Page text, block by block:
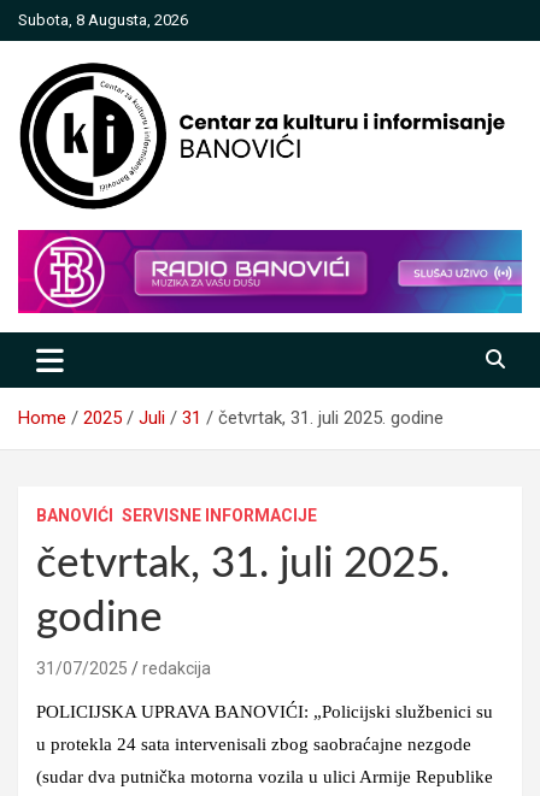
Skip
to
Subota, 8 Augusta, 2026
Centar za kulturu i informisanje
Banovići
Home 2025 Juli 31 četvrtak, 31. juli 2025. godine
BANOVIĆI SERVISNE INFORMACIJE
četvrtak, 31. juli 2025.
godine
31/07/2025 redakcija
POLICIJSKA UPRAVA BANOVIĆI: „Policijski službenici su
u protekla 24 sata intervenisali zbog saobraćajne nezgode
(sudar dva putnička motorna vozila u ulici Armije Republike